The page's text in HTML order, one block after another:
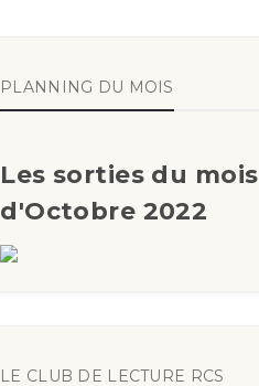
PLANNING DU MOIS
Les sorties du mois
d'Octobre 2022
LE CLUB DE LECTURE RCS